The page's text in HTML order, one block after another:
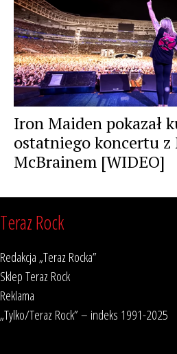
Iron Maiden pokazał
ostatniego koncertu z
McBrainem [WIDEO]
Teraz Rock
Redakcja „Teraz Rocka”
Sklep Teraz Rock
Reklama
„Tylko/Teraz Rock” – indeks 1991-2025